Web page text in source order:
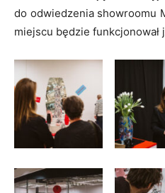
do odwiedzenia showroomu
miejscu będzie